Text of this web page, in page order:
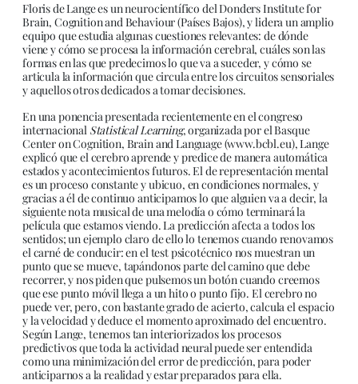
Floris de Lange es un neurocientífico del Donders Institute for
Brain, Cognition and Behaviour (Países Bajos), y lidera un amplio
equipo que estudia algunas cuestiones relevantes: de dónde
viene y cómo se procesa la información cerebral, cuáles son las
formas en las que predecimos lo que va a suceder, y cómo se
articula la información que circula entre los circuitos sensoriales
y aquellos otros dedicados a tomar decisiones.
En una ponencia presentada recientemente en el congreso
internacional Statistical Learning, organizada por el Basque
Center on Cognition, Brain and Language (www.bcbl.eu), Lange
explicó que el cerebro aprende y predice de manera automática
estados y acontecimientos futuros. El de representación mental
es un proceso constante y ubicuo, en condiciones normales, y
gracias a él de continuo anticipamos lo que alguien va a decir, la
siguiente nota musical de una melodía o cómo terminará la
película que estamos viendo. La predicción afecta a todos los
sentidos; un ejemplo claro de ello lo tenemos cuando renovamos
el carné de conducir: en el test psicotécnico nos muestran un
punto que se mueve, tapándonos parte del camino que debe
recorrer, y nos piden que pulsemos un botón cuando creemos
que ese punto móvil llega a un hito o punto fijo. El cerebro no
puede ver, pero, con bastante grado de acierto, calcula el espacio
y la velocidad y deduce el momento aproximado del encuentro.
Según Lange, tenemos tan interiorizados los procesos
predictivos que toda la actividad neural puede ser entendida
como una minimización del error de predicción, para poder
anticiparnos a la realidad y estar preparados para ella.